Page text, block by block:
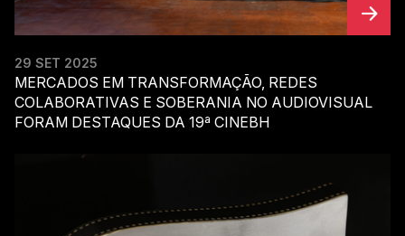
29 SET 2025
MERCADOS EM TRANSFORMAÇÃO, REDES
COLABORATIVAS E SOBERANIA NO AUDIOVISUAL
FORAM DESTAQUES DA 19ª CINEBH